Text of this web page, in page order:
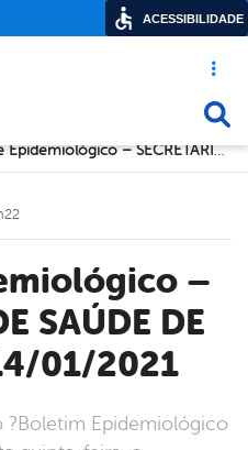
Acesso
Informe Epidemiológico – SECRETARIA DE SAÚDE DE CABROBÓ – 14/01/2021
SAÚDE DE
01/2021
ACESSIBILIDADE